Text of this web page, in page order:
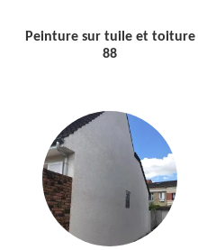
Peinture sur tuile et toiture
88